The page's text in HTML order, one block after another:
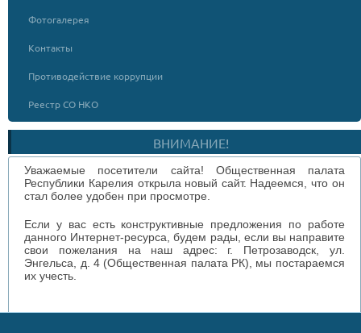
Фотогалерея
Контакты
Противодействие коррупции
Реестр СО НКО
ВНИМАНИЕ!
Уважаемые посетители сайта! Общественная палата
Республики Карелия открыла новый сайт. Надеемся, что он
стал более удобен при просмотре.
Если у вас есть конструктивные предложения по работе
данного Интернет-ресурса, будем рады, если вы направите
свои пожелания на наш адрес: г. Петрозаводск, ул.
Энгельса, д. 4 (Общественная палата РК), мы постараемся
их учесть.